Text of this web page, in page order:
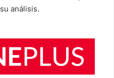
análisis.